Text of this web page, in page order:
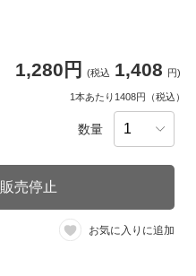
1,280円 (税込 1,408 円)
1本あたり1408円（税込）
数量
販売停止
お気に入りに追加